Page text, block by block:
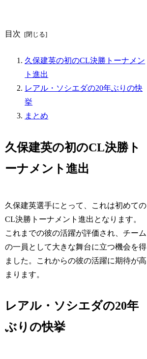
目次
久保建英の初のCL決勝トーナメン
ト進出
レアル・ソシエダの20年ぶりの快
挙
まとめ
久保建英の初のCL決勝ト
ーナメント進出
久保建英選手にとって、これは初めての
CL決勝トーナメント進出となります。
これまでの彼の活躍が評価され、チーム
の一員として大きな舞台に立つ機会を得
ました。これからの彼の活躍に期待が高
まります。
レアル・ソシエダの20年
ぶりの快挙